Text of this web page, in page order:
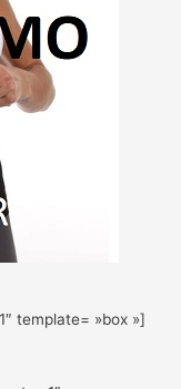
template= »box »]